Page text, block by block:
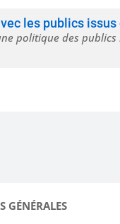
les publics issus
politique des
GÉNÉRALES